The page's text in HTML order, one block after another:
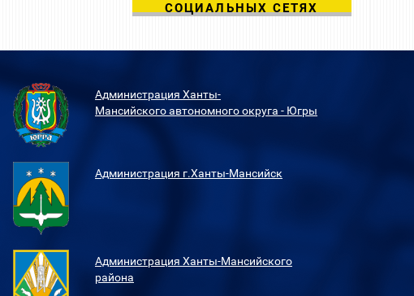
СОЦИАЛЬНЫХ СЕТЯХ
Администрация Ханты-
Мансийскогоавтономного округа - Югры
Администрация г.Ханты-Мансийск
Администрация Ханты-Мансийского
района